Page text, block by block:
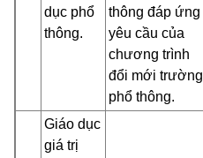
dục phổ
thông.
thông đáp ứng
yêu cầu của
chương trình
đổi mới trường
phổ thông.
Giáo dục
giá trị